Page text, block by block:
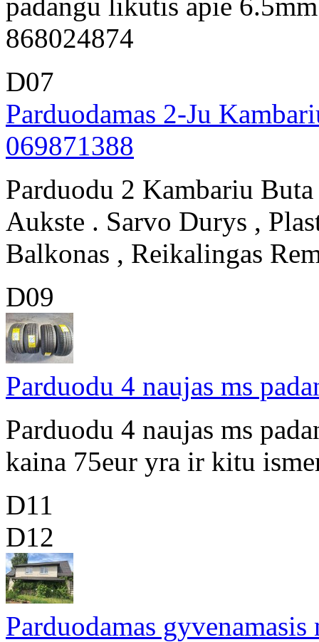
868024874
D07
Parduodamas 2-Ju
069871388
Parduodu 2 Kambariu
Aukste . Sarvo Durys ,
Balkonas , Reikalingas
D09
Parduodu 4 naujas ms
Parduodu 4 naujas ms
kaina 75eur yra ir kitu
D11
D12
Parduodamas